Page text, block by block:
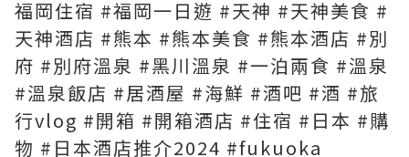
福岡住宿 #福岡一日遊 #天神 #天神美食 #
天神酒店 #熊本 #熊本美食 #熊本酒店 #別
府 #別府溫泉 #黑川溫泉 #一泊兩食 #溫泉
#溫泉飯店 #居酒屋 #海鮮 #酒吧 #酒 #旅
行vlog #開箱 #開箱酒店 #住宿 #日本 #購
物 #日本酒店推介2024 #fukuoka